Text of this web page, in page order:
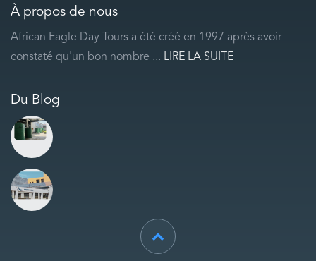
À propos de nous
African Eagle Day Tours a été créé en 1997 après avoir
constaté qu'un bon nombre ... LIRE LA SUITE
Du Blog